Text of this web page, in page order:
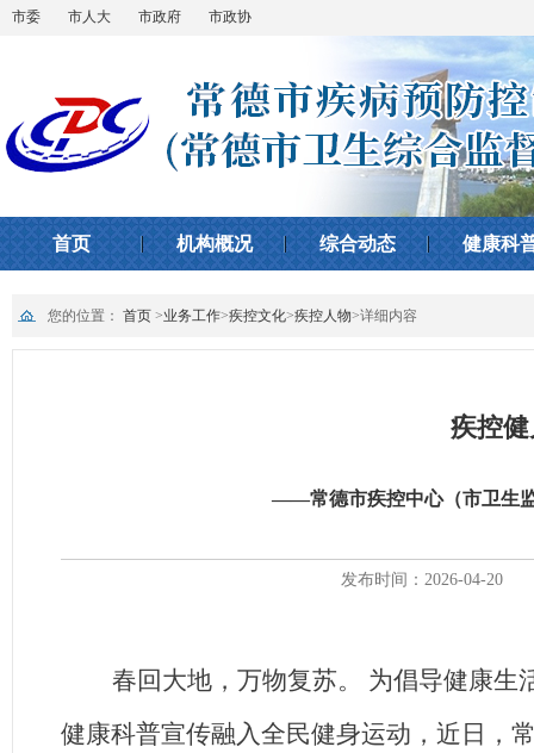
市委 市人大 市政府 市政协
首页 机构概况 综合动态 健康科
您的位置： 首页 >业务工作>疾控文化>疾控人物>详细内容
疾控
——常德市疾控中心（市卫生
发布时间：2026-04-20
春回大地，万物复苏。 为倡导健康生
健康科普宣传融入全民健身运动， 近日，